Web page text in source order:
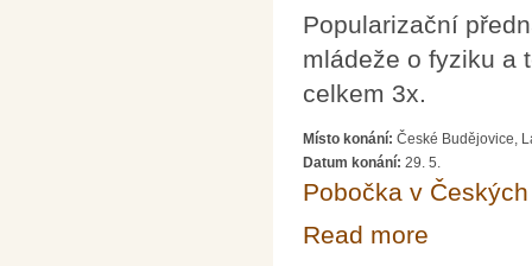
Popularizační
mládeže o fyziku a
celkem 3x.
Místo konání: České Budějovice,
Datum konání: 29. 5.
Pobočka v
Read more